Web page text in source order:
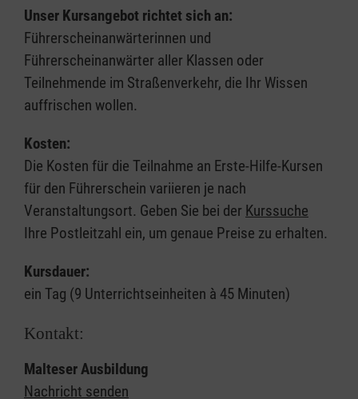
Unser Kursangebot richtet sich an:
Führerscheinanwärterinnen und
Führerscheinanwärter aller Klassen oder
Teilnehmende im Straßenverkehr, die Ihr Wissen
auffrischen wollen.
Kosten:
Die Kosten für die Teilnahme an Erste-Hilfe-Kursen
für den Führerschein variieren je nach
Veranstaltungsort. Geben Sie bei der Kurssuche
Ihre Postleitzahl ein, um genaue Preise zu erhalten.
Kursdauer:
ein Tag (9 Unterrichtseinheiten à 45 Minuten)
Kontakt:
Malteser Ausbildung
Nachricht senden